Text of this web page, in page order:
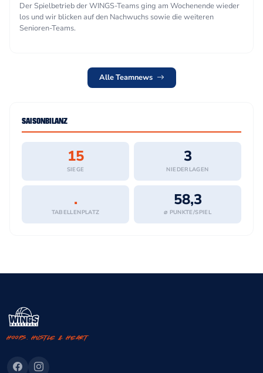
Der Spielbetrieb der WINGS-Teams ging am Wochenende wieder
los und wir blicken auf den Nachwuchs sowie die weiteren
Senioren-Teams.
Alle Teamnews
SAISONBILANZ
15
SIEGE
3
NIEDERLAGEN
.
TABELLENPLATZ
58,3
⌀ PUNKTE/SPIEL
Hoops. Hustle & Heart